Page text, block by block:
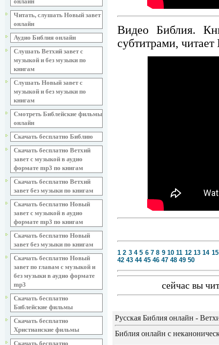
Читать, слушать Новый завет
онлайн
Аудио Библия онлайн
Слушать Ветхий завет с
музыкой и без музыки по
книгам
Слушать Новый завет с
музыкой и без музыки по
книгам
Смотреть Библейские фильмы
онлайн
Скачать бесплатно Библию
Скачать бесплатно Ветхий
завет с музыкой в аудио
формате mp3 по книгам
Скачать бесплатно Ветхий
завет без музыки по книгам
Скачать бесплатно Новый
завет с музыкой в аудио
формате mp3 по книгам
Скачать бесплатно Новый
завет без музыки по книгам
Скачать бесплатно Новый
завет по главам с музыкой и
без музыки в аудио формате
mp3
Скачать бесплатно
Библейские фильмы
Скачать бесплатно
Христианские фильмы
Скачать бесплатно
Видео Библия.
субтитрами,
1 2 3 4 5 6 7 8 9 10 11 12 13 14 15
42 43 44 45 46 47 48 49 50
сейчас вы
Русская Библия онлайн -
Библия онлайн с